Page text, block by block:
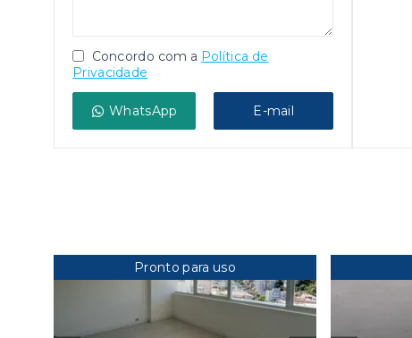
Concordo com a Política de
Privacidade
WhatsApp E-mail
Pronto para uso